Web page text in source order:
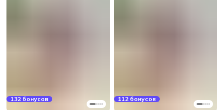
132 бонусов 112 бонусов